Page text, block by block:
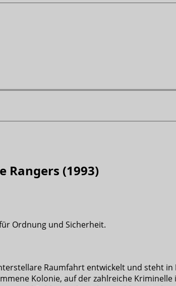
Rangers (1993)
Ordnung und Sicherheit.
Raumfahrt entwickelt und steht
Kolonie, auf der zahlreiche